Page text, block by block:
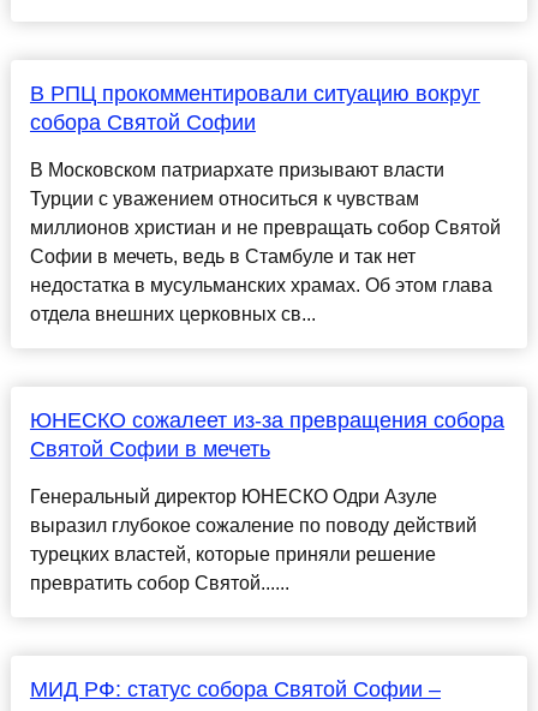
В РПЦ прокомментировали ситуацию вокруг
собора Святой Софии
В Московском патриархате призывают власти
Турции с уважением относиться к чувствам
миллионов христиан и не превращать собор Святой
Софии в мечеть, ведь в Стамбуле и так нет
недостатка в мусульманских храмах. Об этом глава
отдела внешних церковных св...
ЮНЕСКО сожалеет из-за превращения собора
Святой Софии в мечеть
Генеральный директор ЮНЕСКО Одри Азуле
выразил глубокое сожаление по поводу действий
турецких властей, которые приняли решение
превратить собор Святой......
МИД РФ: статус собора Святой Софии –